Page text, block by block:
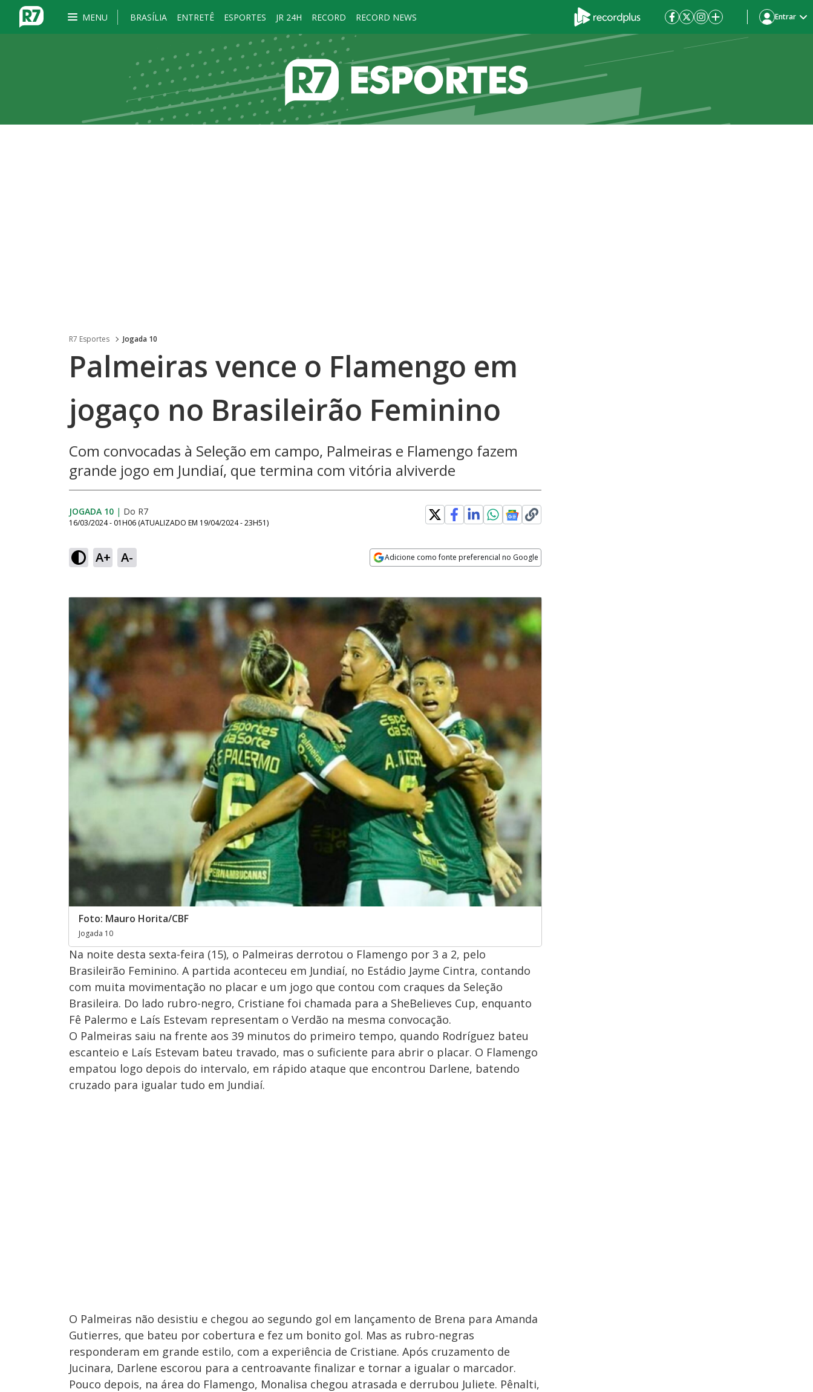
MENU BRASÍLIA ENTRETÊ ESPORTES JR 24H RECORD RECORD NEWS Entrar
R7 Esportes Jogada 10
Palmeiras vence o Flamengo em
jogaço no Brasileirão Feminino
Com convocadas à Seleção em campo, Palmeiras e Flamengo fazem
grande jogo em Jundiaí, que termina com vitória alviverde
JOGADA 10 | Do R7
16/03/2024 - 01H06 (ATUALIZADO EM 19/04/2024 - 23H51)
A+ A- Adicione como fonte preferencial no Google
Foto: Mauro Horita/CBF
Jogada 10
Na noite desta sexta-feira (15), o Palmeiras derrotou o Flamengo por 3 a 2, pelo
Brasileirão Feminino. A partida aconteceu em Jundiaí, no Estádio Jayme Cintra, contando
com muita movimentação no placar e um jogo que contou com craques da Seleção
Brasileira. Do lado rubro-negro, Cristiane foi chamada para a SheBelieves Cup, enquanto
Fê Palermo e Laís Estevam representam o Verdão na mesma convocação.
O Palmeiras saiu na frente aos 39 minutos do primeiro tempo, quando Rodríguez bateu
escanteio e Laís Estevam bateu travado, mas o suficiente para abrir o placar. O Flamengo
empatou logo depois do intervalo, em rápido ataque que encontrou Darlene, batendo
cruzado para igualar tudo em Jundiaí.
O Palmeiras não desistiu e chegou ao segundo gol em lançamento de Brena para Amanda
Gutierres, que bateu por cobertura e fez um bonito gol. Mas as rubro-negras
responderam em grande estilo, com a experiência de Cristiane. Após cruzamento de
Jucinara, Darlene escorou para a centroavante finalizar e tornar a igualar o marcador.
Pouco depois, na área do Flamengo, Monalisa chegou atrasada e derrubou Juliete. Pênalti,